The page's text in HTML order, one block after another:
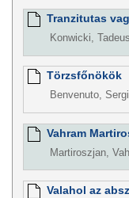
Tranzitutas
Konwicki,
Törzsfőnökök
Benvenuto,
Vahram
Martiroszjan,
Valahol az